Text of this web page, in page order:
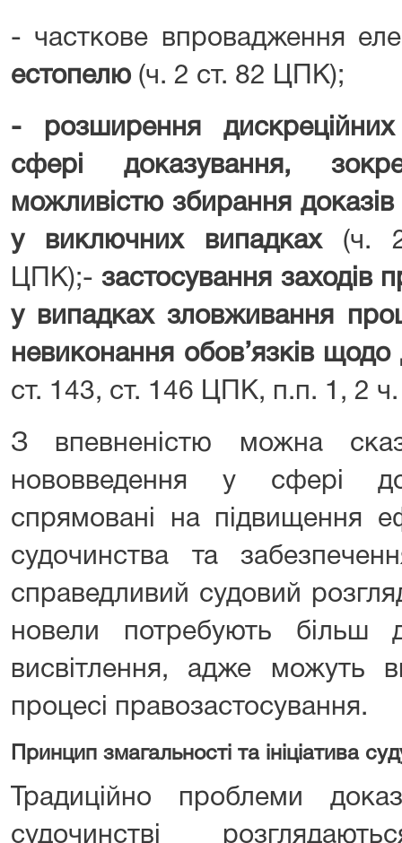
- часткове впровадження
естопелю (ч. 2 ст. 82 ЦПК);
- розширення
сфері доказування,
можливістю збирання доказів
у виключних випадках (ч.
ЦПК);- застосування заходів
у випадках зловживання
невиконання обов’язків щодо
ст. 143, ст. 146 ЦПК, п.п. 1, 2
З впевненістю можна
нововведення у сфері
спрямовані на підвищення
судочинства та
справедливий судовий
новели потребують більш
висвітлення, адже можуть
процесі правозастосування.
Принцип змагальності та ініціатива
Традиційно проблеми
судочинстві